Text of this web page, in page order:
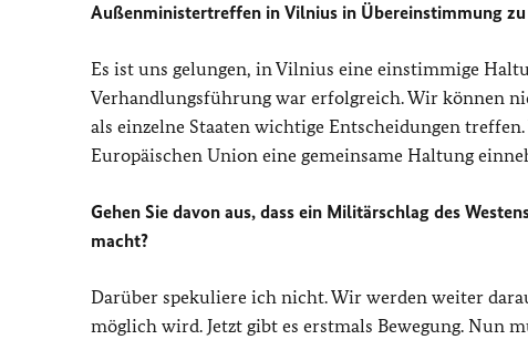
Außenministertreffen in Vilnius in Übereinstimmung zu
Es ist uns gelungen, in Vilnius eine einstimmige
Verhandlungsführung war erfolgreich. Wir können
als einzelne Staaten wichtige Entscheidungen
Europäischen Union eine gemeinsame Haltung
Gehen Sie davon aus, dass ein Militärschlag des
macht?
Darüber spekuliere ich nicht. Wir werden weiter
möglich wird. Jetzt gibt es erstmals Bewegung. Nun